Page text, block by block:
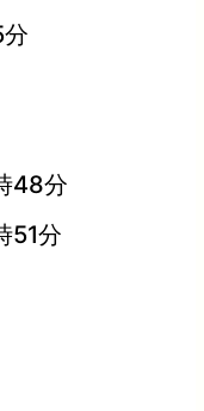
48分
51分